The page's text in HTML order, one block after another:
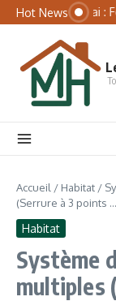
Aller au contenu
Hot NewsTsukubai :
Accueil / Habitat /
(Serrure à 3 points
Habitat
Système
multiples
Panneau de gestion